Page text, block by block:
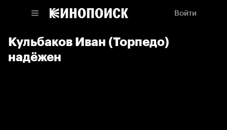
Войти
Кульбаков Иван (Торпедо)
надёжен